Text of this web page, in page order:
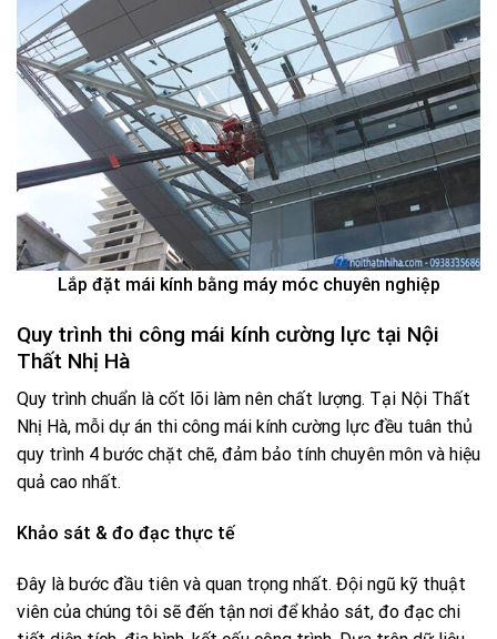
Lắp đặt mái kính bằng máy móc chuyên nghiệp
Quy trình thi công mái kính cường lực tại Nội
Thất Nhị Hà
Quy trình chuẩn là cốt lõi làm nên chất lượng. Tại Nội Thất
Nhị Hà, mỗi dự án thi công mái kính cường lực đều tuân thủ
quy trình 4 bước chặt chẽ, đảm bảo tính chuyên môn và hiệu
quả cao nhất.
Khảo sát & đo đạc thực tế
Đây là bước đầu tiên và quan trọng nhất. Đội ngũ kỹ thuật
viên của chúng tôi sẽ đến tận nơi để khảo sát, đo đạc chi